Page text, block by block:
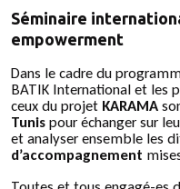
Séminaire
empowerment
Dans le cadre du
BATIK International et les
ceux du projet KARAMA
Tunispour échanger sur
et analyser ensemble les
d’accompagnement